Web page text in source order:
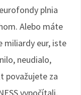
plnia
Alebo máte
miliardy eur, iste
neudialo,
považujete za